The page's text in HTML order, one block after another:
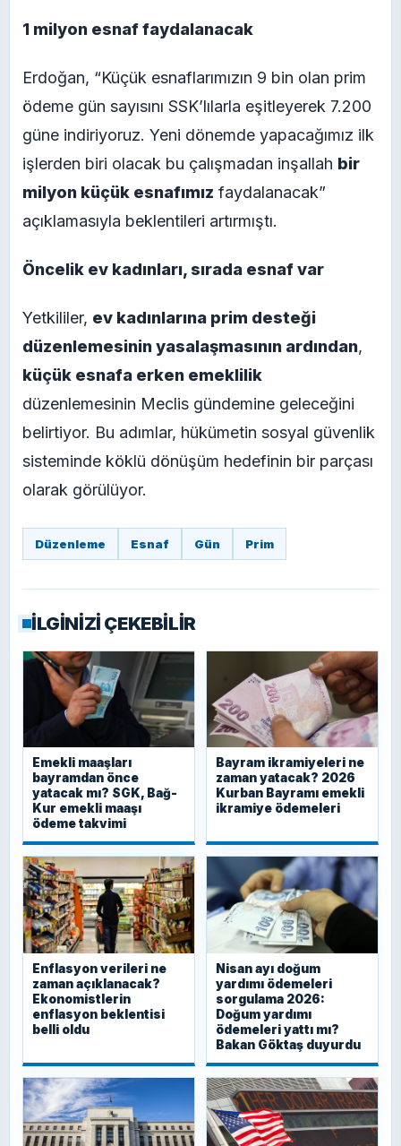
1 milyon esnaf faydalanacak
Erdoğan, “Küçük esnaflarımızın 9 bin olan prim
ödeme gün sayısını SSK’lılarla eşitleyerek 7.200
güne indiriyoruz. Yeni dönemde yapacağımız ilk
işlerden biri olacak bu çalışmadan inşallah bir
milyon küçük esnafımız faydalanacak”
açıklamasıyla beklentileri artırmıştı.
Öncelik ev kadınları, sırada esnaf var
Yetkililer, ev kadınlarına prim desteği
düzenlemesinin yasalaşmasının ardından,
küçük esnafa erken emeklilik
düzenlemesinin Meclis gündemine geleceğini
belirtiyor. Bu adımlar, hükümetin sosyal güvenlik
sisteminde köklü dönüşüm hedefinin bir parçası
olarak görülüyor.
Düzenleme Esnaf Gün Prim
İLGİNİZİ ÇEKEBİLİR
Emekli maaşları
bayramdan önce
yatacak mı? SGK, Bağ-
Kur emekli maaşı
ödeme takvimi
Bayram ikramiyeleri ne
zaman yatacak? 2026
Kurban Bayramı emekli
ikramiye ödemeleri
Enflasyon verileri ne
zaman açıklanacak?
Ekonomistlerin
enflasyon beklentisi
belli oldu
Nisan ayı doğum
yardımı ödemeleri
sorgulama 2026:
Doğum yardımı
ödemeleri yattı mı?
Bakan Göktaş duyurdu